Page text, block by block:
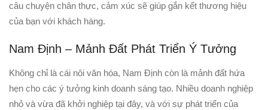
câu chuyện chân thực, cảm xúc sẽ giúp gắn kết thương hiệu
của bạn với khách hàng.
Nam Định – Mảnh Đất Phát Triển Ý Tưởng
Không chỉ là cái nôi văn hóa, Nam Định còn là mảnh đất hứa
hẹn cho các ý tưởng kinh doanh sáng tạo. Nhiều doanh nghiệp
nhỏ và vừa đã khởi nghiệp tại đây, và với sự phát triển của